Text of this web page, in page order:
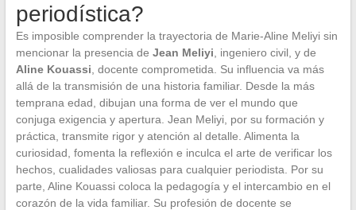
periodística?
Es imposible comprender la trayectoria de Marie-Aline Meliyi sin
mencionar la presencia de Jean Meliyi , ingeniero civil, y de
Aline Kouassi , docente comprometida. Su influencia va más
allá de la transmisión de una historia familiar. Desde la más
temprana edad, dibujan una forma de ver el mundo que
conjuga exigencia y apertura. Jean Meliyi, por su formación y
práctica, transmite rigor y atención al detalle. Alimenta la
curiosidad, fomenta la reflexión e inculca el arte de verificar los
hechos, cualidades valiosas para cualquier periodista. Por su
parte, Aline Kouassi coloca la pedagogía y el intercambio en el
corazón de la vida familiar. Su profesión de docente se